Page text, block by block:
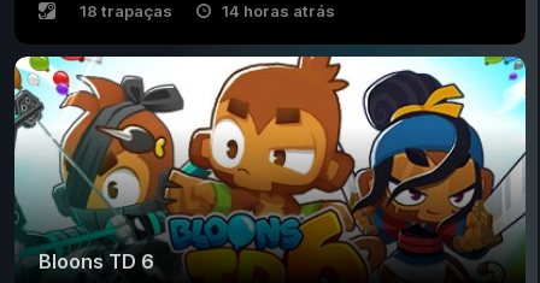
18 trapaças 14 horas atrás
Bloons TD 6